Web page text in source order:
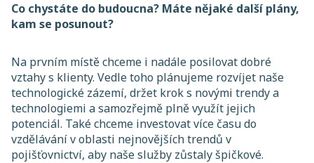
Co chystáte do budoucna? Máte nějaké další plány,
kam se posunout?
Na prvním místě chceme i nadále posilovat dobré
vztahy s klienty. Vedle toho plánujeme rozvíjet naše
technologické zázemí, držet krok s novými trendy a
technologiemi a samozřejmě plně využít jejich
potenciál. Také chceme investovat více času do
vzdělávání v oblasti nejnovějších trendů v
pojišťovnictví, aby naše služby zůstaly špičkové.